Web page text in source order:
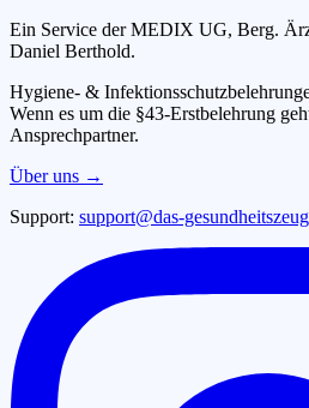
Ein Service der MEDIX UG, Berg.
Daniel Berthold.
Hygiene- &
Wenn es um die §43-Erstbelehrung
Ansprechpartner.
Über uns →
Support: support@das-